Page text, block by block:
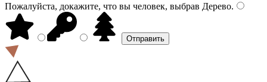
Пожалуйста, докажите, что вы человек, выбрав Дерево.